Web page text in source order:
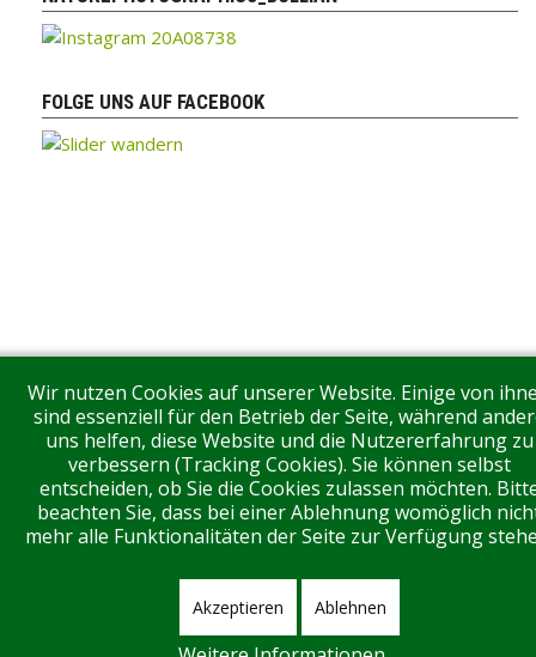
FOLGE UNS AUF FACEBOOK
Wir nutzen Cookies auf unserer Website. Einige von
sind essenziell für den Betrieb der Seite, während
uns helfen, diese Website und die Nutzererfahrung zu
verbessern (Tracking Cookies). Sie können selbst
entscheiden, ob Sie die Cookies zulassen möchten.
beachten Sie, dass bei einer Ablehnung womöglich
mehr alle Funktionalitäten der Seite zur Verfügung
Akzeptieren Ablehnen